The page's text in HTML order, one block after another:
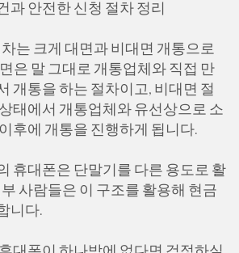
과 안전한 신청 절차 정리
는 크게 대면과 비대면 개통으로
은 말 그대로 개통업체와 직접 만
개통을 하는 절차이고, 비대면 절
태에서 개통업체와 유선상으로 소
후에 개통을 진행하게 됩니다.
휴대폰은 단말기를 다른 용도로 활
사람들은 이 구조를 활용해 현금
니다.